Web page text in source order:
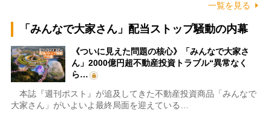
一覧を見る
「みんなで大家さん」配当ストップ騒動の内幕
《ついに見えた問題の核心》「みんなで大家さ
ん」2000億円超不動産投資トラブル“異常なく
ら…
本誌『週刊ポスト』が追及してきた不動産投資商品「みんなで
大家さん」がいよいよ最終局面を迎えている…